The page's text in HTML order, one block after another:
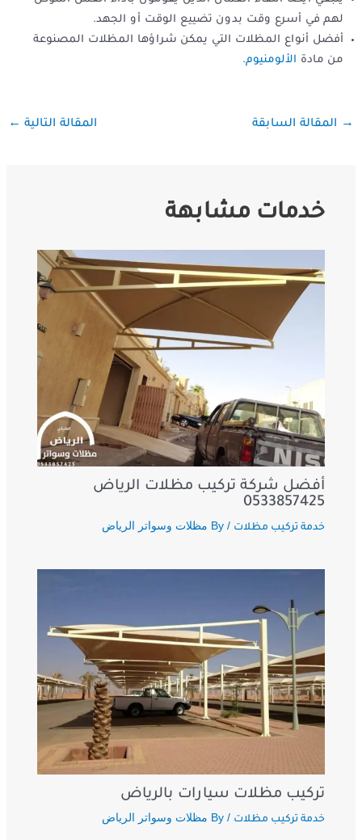
لهم في أسرع وقت بدون تضييع الوقت أو الجهد.
أفضل أنواع المظلات التي يمكن شراؤها المظلات المصنوعة
من مادة الألومنيوم.
→ المقالة السابقة المقالة التالية ←
خدمات مشابهة
أفضل شركة تركيب مظلات الرياض
0533857425
خدمة تركيب مظلات / By مظلات وسواتر الرياض
تركيب مظلات سيارات بالرياض
خدمة تركيب مظلات / By مظلات وسواتر الرياض